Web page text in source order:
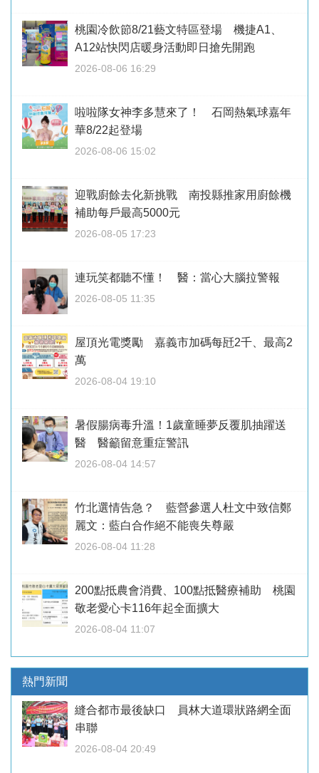
桃園冷飲節8/21藝文特區登場 機捷A1、
A12站快閃店暖身活動即日搶先開跑
2026-08-06 16:29
啦啦隊女神李多慧來了！ 石岡熱氣球嘉年
華8/22起登場
2026-08-06 15:02
迎戰廚餘去化新挑戰 南投縣推家用廚餘機
補助每戶最高5000元
2026-08-05 17:23
連玩笑都聽不懂！ 醫：當心大腦拉警報
2026-08-05 11:35
屋頂光電獎勵 嘉義市加碼每瓩2千、最高2
萬
2026-08-04 19:10
暑假腸病毒升溫！1歲童睡夢反覆肌抽躍送
醫 醫籲留意重症警訊
2026-08-04 14:57
竹北選情告急？ 藍營參選人杜文中致信鄭
麗文：藍白合作絕不能喪失尊嚴
2026-08-04 11:28
200點抵農會消費、100點抵醫療補助 桃園
敬老愛心卡116年起全面擴大
2026-08-04 11:07
熱門新聞
縫合都市最後缺口 員林大道環狀路網全面
串聯
2026-08-04 20:49